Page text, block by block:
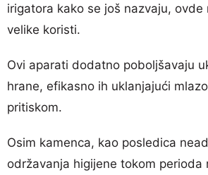
irigatora kako se još nazvaju, ovde
velike koristi.
Ovi aparati dodatno poboljšavaju
hrane, efikasno ih uklanjajući
pritiskom.
Osim kamenca, kao posledica
održavanja higijene tokom perioda